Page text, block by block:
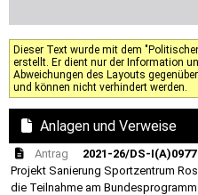
Dieser Text wurde mit dem
erstellt. Er dient nur der Information
Abweichungen des Layouts
und können nicht verhindert werden.
Anlagen und Verweise
Antrag
2021-26/DS-I(A)0977
Projekt Sanierung Sportzentrum
die Teilnahme am